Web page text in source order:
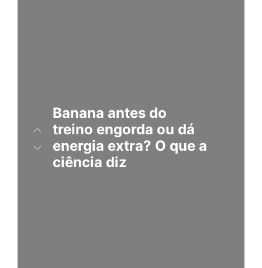
Banana antes do
treino engorda ou dá
energia extra? O que a
ciência diz